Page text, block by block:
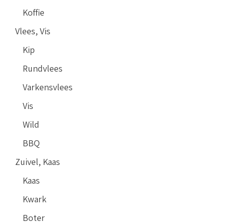
Koffie
Vlees, Vis
Kip
Rundvlees
Varkensvlees
Vis
Wild
BBQ
Zuivel, Kaas
Kaas
Kwark
Boter